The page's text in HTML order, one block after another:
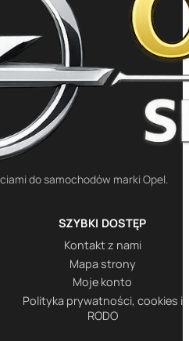
do samochodów marki Opel.
SZYBKI DOSTĘP
Kontakt z nami
Mapa strony
Moje konto
Polityka prywatności, cookies i
RODO